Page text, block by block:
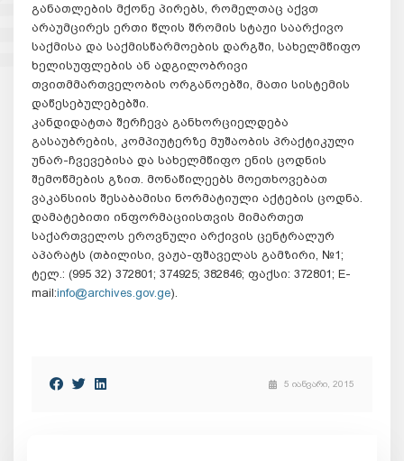
განათლების მქონე პირებს, რომელთაც აქვთ
არაუმცირეს ერთი წლის შრომის სტაჟი საარქივო
საქმისა და საქმისწარმოების დარგში, სახელმწიფო
ხელისუფლების ან ადგილობრივი
თვითმმართველობის ორგანოებში, მათი სისტემის
დაწესებულებებში.
კანდიდატთა შერჩევა განხორციელდება
გასაუბრების, კომპიუტერზე მუშაობის პრაქტიკული
უნარ-ჩვევებისა და სახელმწიფო ენის ცოდნის
შემოწმების გზით. მონაწილეებს მოეთხოვებათ
ვაკანსიის შესაბამისი ნორმატიული აქტების ცოდნა.
დამატებითი ინფორმაციისთვის მიმართეთ
საქართველოს ეროვნული არქივის ცენტრალურ
აპარატს (თბილისი, ვაჟა-ფშაველას გამზირი, №1;
ტელ.: (995 32) 372801; 374925; 382846; ფაქსი: 372801; E-
mail:info@archives.gov.ge).
5 იანვარი, 2015